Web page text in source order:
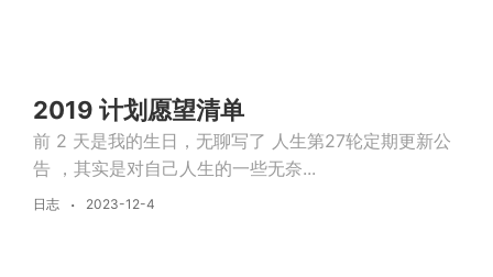
2019 计划愿望清单
前 2 天是我的生日，无聊写了 人生第27轮定期更新公
告 ，其实是对自己人生的一些无奈...
日志 2023-12-4